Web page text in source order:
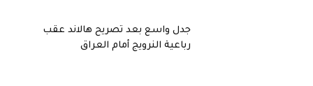
جدل واسع بعد تصريح هالاند عقب
رباعية النرويج أمام العراق